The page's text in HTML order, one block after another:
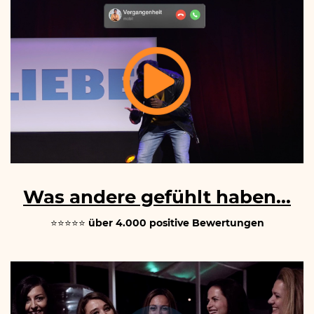
Was andere gefühlt haben...
⭐⭐⭐⭐⭐ über 4.000 positive Bewertungen